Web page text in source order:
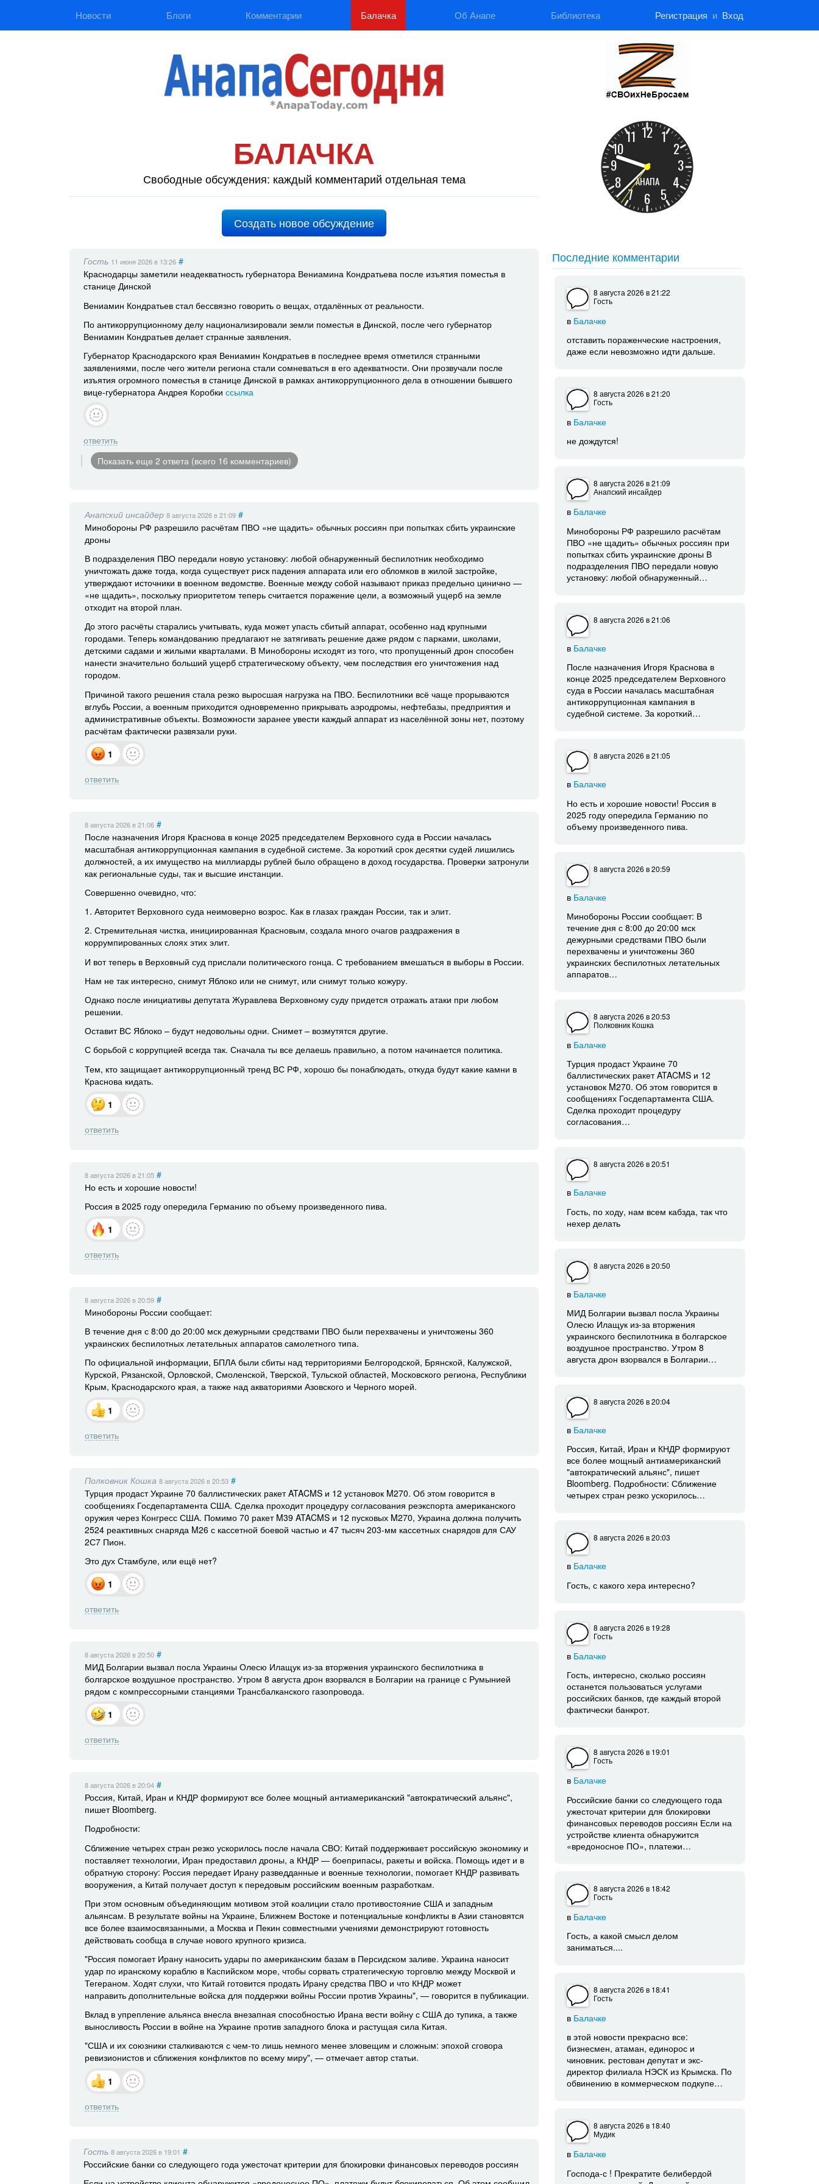
Новости Блоги Комментарии Балачка Об Анапе Библиотека Регистрация и Вход
БАЛАЧКА
Свободные обсуждения: каждый комментарий отдельная тема
Создать новое обсуждение
Гость 11 июня 2026 в 13:26 #
Краснодарцы заметили неадекватность губернатора Вениамина Кондратьева после изъятия поместья в
станице Динской
Вениамин Кондратьев стал бессвязно говорить о вещах, отдалённых от реальности.
По антикоррупционному делу национализировали земли поместья в Динской, после чего губернатор
Вениамин Кондратьев делает странные заявления.
Губернатор Краснодарского края Вениамин Кондратьев в последнее время отметился странными
заявлениями, после чего жители региона стали сомневаться в его адекватности. Они прозвучали после
изъятия огромного поместья в станице Динской в рамках антикоррупционного дела в отношении бывшего
вице-губернатора Андрея Коробки ссылка
ответить
Показать еще 2 ответа (всего 16 комментариев)
Анапский инсайдер 8 августа 2026 в 21:09 #
Минобороны РФ разрешило расчётам ПВО «не щадить» обычных россиян при попытках сбить украинские
дроны
В подразделения ПВО передали новую установку: любой обнаруженный беспилотник необходимо
уничтожать даже тогда, когда существует риск падения аппарата или его обломков в жилой застройке,
утверждают источники в военном ведомстве. Военные между собой называют приказ предельно цинично —
«не щадить», поскольку приоритетом теперь считается поражение цели, а возможный ущерб на земле
отходит на второй план.
До этого расчёты старались учитывать, куда может упасть сбитый аппарат, особенно над крупными
городами. Теперь командованию предлагают не затягивать решение даже рядом с парками, школами,
детскими садами и жилыми кварталами. В Минобороны исходят из того, что пропущенный дрон способен
нанести значительно больший ущерб стратегическому объекту, чем последствия его уничтожения над
городом.
Причиной такого решения стала резко выросшая нагрузка на ПВО. Беспилотники всё чаще прорываются
вглубь России, а военным приходится одновременно прикрывать аэродромы, нефтебазы, предприятия и
административные объекты. Возможности заранее увести каждый аппарат из населённой зоны нет, поэтому
расчётам фактически развязали руки.
1
ответить
8 августа 2026 в 21:06 #
После назначения Игоря Краснова в конце 2025 председателем Верховного суда в России началась
масштабная антикоррупционная кампания в судебной системе. За короткий срок десятки судей лишились
должностей, а их имущество на миллиарды рублей было обращено в доход государства. Проверки затронули
как региональные суды, так и высшие инстанции.
Совершенно очевидно, что:
1. Авторитет Верховного суда неимоверно возрос. Как в глазах граждан России, так и элит.
2. Стремительная чистка, инициированная Красновым, создала много очагов раздражения в
коррумпированных слоях этих элит.
И вот теперь в Верховный суд прислали политического гонца. С требованием вмешаться в выборы в России.
Нам не так интересно, снимут Яблоко или не снимут, или снимут только кожуру.
Однако после инициативы депутата Журавлева Верховному суду придется отражать атаки при любом
решении.
Оставит ВС Яблоко – будут недовольны одни. Снимет – возмутятся другие.
С борьбой с коррупцией всегда так. Сначала ты все делаешь правильно, а потом начинается политика.
Тем, кто защищает антикоррупционный тренд ВС РФ, хорошо бы понаблюдать, откуда будут какие камни в
Краснова кидать.
1
ответить
8 августа 2026 в 21:05 #
Но есть и хорошие новости!
Россия в 2025 году опередила Германию по объему произведенного пива.
1
ответить
8 августа 2026 в 20:59 #
Минобороны России сообщает:
В течение дня с 8:00 до 20:00 мск дежурными средствами ПВО были перехвачены и уничтожены 360
украинских беспилотных летательных аппаратов самолетного типа.
По официальной информации, БПЛА были сбиты над территориями Белгородской, Брянской, Калужской,
Курской, Рязанской, Орловской, Смоленской, Тверской, Тульской областей, Московского региона, Республики
Крым, Краснодарского края, а также над акваториями Азовского и Черного морей.
1
ответить
Полковник Кошка 8 августа 2026 в 20:53 #
Турция продаст Украине 70 баллистических ракет ATACMS и 12 установок M270. Об этом говорится в
сообщениях Госдепартамента США. Сделка проходит процедуру согласования реэкспорта американского
оружия через Конгресс США. Помимо 70 ракет M39 ATACMS и 12 пусковых M270, Украина должна получить
2524 реактивных снаряда M26 с кассетной боевой частью и 47 тысяч 203-мм кассетных снарядов для САУ
2С7 Пион.
Это дух Стамбуле, или ещё нет?
1
ответить
8 августа 2026 в 20:50 #
МИД Болгарии вызвал посла Украины Олесю Илащук из-за вторжения украинского беспилотника в
болгарское воздушное пространство. Утром 8 августа дрон взорвался в Болгарии на границе с Румынией
рядом с компрессорными станциями Трансбалканского газопровода.
1
ответить
8 августа 2026 в 20:04 #
Россия, Китай, Иран и КНДР формируют все более мощный антиамериканский "автократический альянс",
пишет Bloomberg.
Подробности:
Сближение четырех стран резко ускорилось после начала СВО: Китай поддерживает российскую экономику и
поставляет технологии, Иран предоставил дроны, а КНДР — боеприпасы, ракеты и войска. Помощь идет и в
обратную сторону: Россия передает Ирану разведданные и военные технологии, помогает КНДР развивать
вооружения, а Китай получает доступ к передовым российским военным разработкам.
При этом основным объединяющим мотивом этой коалиции стало противостояние США и западным
альянсам. В результате войны на Украине, Ближнем Востоке и потенциальные конфликты в Азии становятся
все более взаимосвязанными, а Москва и Пекин совместными учениями демонстрируют готовность
действовать сообща в случае нового крупного кризиса.
"Россия помогает Ирану наносить удары по американским базам в Персидском заливе. Украина наносит
удар по иранскому кораблю в Каспийском море, чтобы сорвать стратегическую торговлю между Москвой и
Тегераном. Ходят слухи, что Китай готовится продать Ирану средства ПВО и что КНДР может
направить дополнительные войска для поддержки войны России против Украины", — говорится в публикации.
Вклад в упрепление альянса внесла внезапная способностью Ирана вести войну с США до тупика, а также
выносливость России в войне на Украине против западного блока и растущая сила Китая.
"США и их союзники сталкиваются с чем-то лишь немного менее зловещим и сложным: эпохой сговора
ревизионистов и сближения конфликтов по всему миру", — отмечает автор статьи.
1
ответить
Гость 8 августа 2026 в 19:01 #
Российские банки со следующего года ужесточат критерии для блокировки финансовых переводов россиян
Последние комментарии
8 августа 2026в 21:22
Гость
в Балачке
отставить пораженческие настроения,
даже если невозможно идти дальше.
8 августа 2026в 21:20
Гость
в Балачке
не дождутся!
8 августа 2026в 21:09
Анапский инсайдер
в Балачке
Минобороны РФ разрешило расчётам
ПВО «не щадить» обычных россиян при
попытках сбить украинские дроны В
подразделения ПВО передали новую
установку: любой обнаруженный…
8 августа 2026в 21:06
в Балачке
После назначения Игоря Краснова в
конце 2025 председателем Верховного
суда в России началась масштабная
антикоррупционная кампания в
судебной системе. За короткий…
8 августа 2026в 21:05
в Балачке
Но есть и хорошие новости! Россия в
2025 году опередила Германию по
объему произведенного пива.
8 августа 2026в 20:59
в Балачке
Минобороны России сообщает: В
течение дня с 8:00 до 20:00 мск
дежурными средствами ПВО были
перехвачены и уничтожены 360
украинских беспилотных летательных
аппаратов…
8 августа 2026в 20:53
Полковник Кошка
в Балачке
Турция продаст Украине 70
баллистических ракет ATACMS и 12
установок M270. Об этом говорится в
сообщениях Госдепартамента США.
Сделка проходит процедуру
согласования…
8 августа 2026в 20:51
в Балачке
Гость, по ходу, нам всем кабзда, так что
нехер делать
8 августа 2026в 20:50
в Балачке
МИД Болгарии вызвал посла Украины
Олесю Илащук из-за вторжения
украинского беспилотника в болгарское
воздушное пространство. Утром 8
августа дрон взорвался в Болгарии…
8 августа 2026в 20:04
в Балачке
Россия, Китай, Иран и КНДР формируют
все более мощный антиамериканский
"автократический альянс", пишет
Bloomberg. Подробности: Сближение
четырех стран резко ускорилось…
8 августа 2026в 20:03
в Балачке
Гость, с какого хера интересно?
8 августа 2026в 19:28
Гость
в Балачке
Гость, интересно, сколько россиян
останется пользоваться услугами
российских банков, где каждый второй
фактически банкрот.
8 августа 2026в 19:01
Гость
в Балачке
Российские банки со следующего года
ужесточат критерии для блокировки
финансовых переводов россиян Если на
устройстве клиента обнаружится
«вредоносное ПО», платежи…
8 августа 2026в 18:42
Гость
в Балачке
Гость, а какой смысл делом
заниматься....
8 августа 2026в 18:41
Гость
в Балачке
в этой новости прекрасно все:
бизнесмен, атаман, единорос и
чиновник. рестован депутат и экс-
директор филиала НЭСК из Крымска. По
обвинению в коммерческом подкупе…
8 августа 2026в 18:40
Мудик
в Балачке
Господа-с ! Прекратите белибердой